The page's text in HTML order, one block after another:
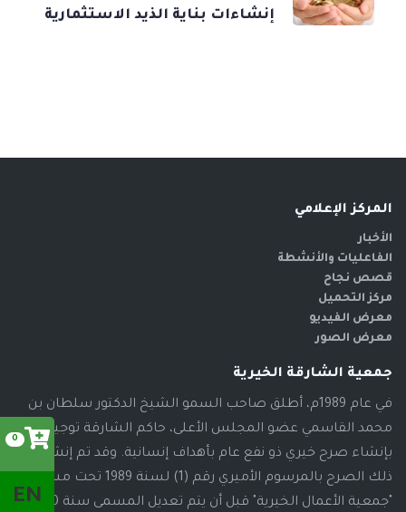
0
EN
إنشاءات بناية الذيد الاستثمارية
المركز الإعلامي
الأخبار
الفاعليات والأنشطة
قصص نجاح
مركز التحميل
معرض الفيديو
معرض الصور
جمعية الشارقة الخيرية
في عام 1989م، أطلق صاحب السمو الشيخ الدكتور سلطان بن
محمد القاسمي عضو المجلس الأعلى، حاكم الشارقة توجيهاته
بإنشاء صرح خيري ذو نفع عام بأهداف إنسانية. وقد تم إنشاء
ذلك الصرح بالمرسوم الأميري رقم (1) لسنة 1989 تحت مسمى
"جمعية الأعمال الخيرية" قبل أن يتم تعديل المسمى سنة 2000م،